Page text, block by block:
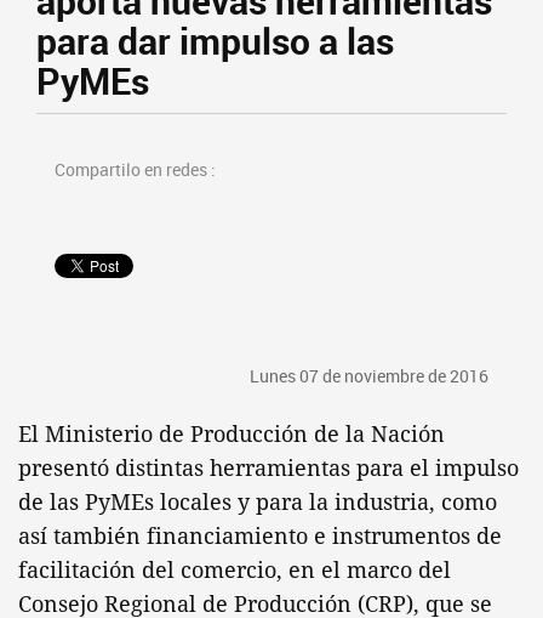
para dar impulso a las
PyMEs
Compartilo en redes :
Lunes 07 de noviembre de 2016
El Ministerio de Producción de la Nación
presentó distintas herramientas para el impulso
de las PyMEs locales y para la industria, como
así también financiamiento e instrumentos de
facilitación del comercio, en el marco del
Consejo Regional de Producción (CRP), que se